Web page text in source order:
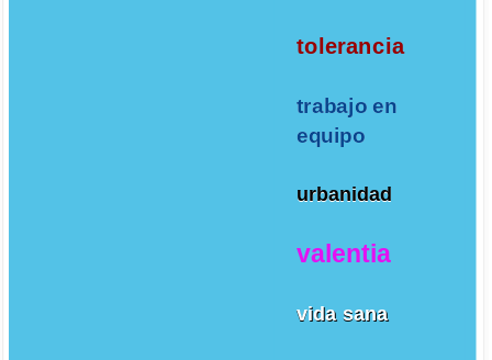
tolerancia
trabajo en
equipo
urbanidad
valentia
vida sana